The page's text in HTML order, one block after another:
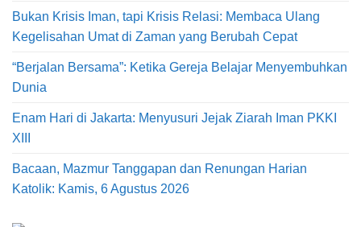
Bukan Krisis Iman, tapi Krisis Relasi: Membaca Ulang
Kegelisahan Umat di Zaman yang Berubah Cepat
“Berjalan Bersama”: Ketika Gereja Belajar Menyembuhkan
Dunia
Enam Hari di Jakarta: Menyusuri Jejak Ziarah Iman PKKI
XIII
Bacaan, Mazmur Tanggapan dan Renungan Harian
Katolik: Kamis, 6 Agustus 2026